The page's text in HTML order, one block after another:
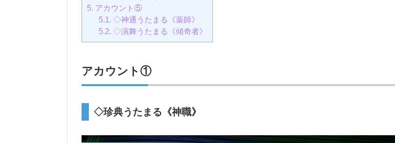
5. アカウント⑤
5.1. ◇神通うたまる《薬師》
5.2. ◇演舞うたまる《傾奇者》
アカウント①
◇珍典うたまる《神職》